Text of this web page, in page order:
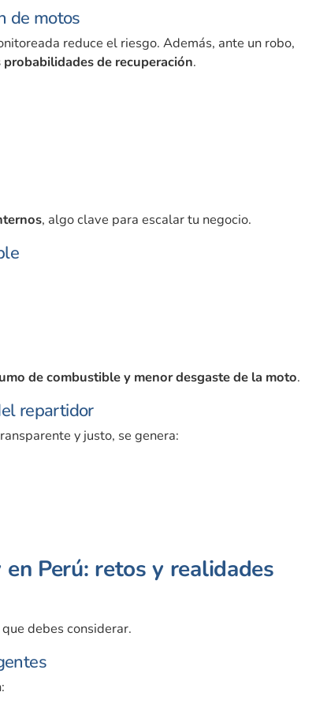
de motos
reduce el riesgo. Además, ante un robo,
de recuperación.
, algo clave para escalar tu negocio.
de combustible y menor desgaste de la moto.
repartidor
y justo, se genera:
Perú: retos y realidades
debes considerar.